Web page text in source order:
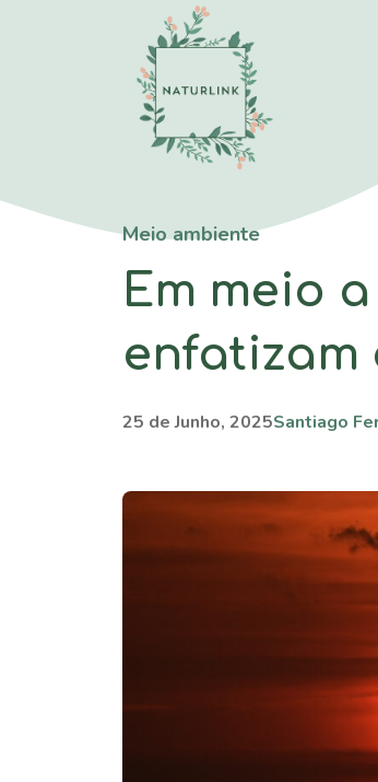
Meio ambiente
Em meio
enfatizam
25 de Junho, 2025Santiago